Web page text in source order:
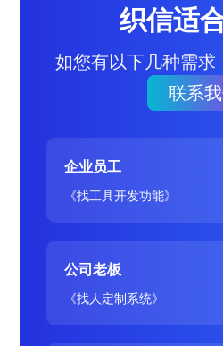
织信适
如您有以下几种需求
联系
企业员工
《找工具开发功能》
公司老板
《找人定制系统》